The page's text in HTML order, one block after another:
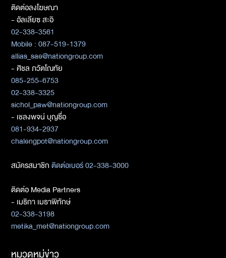
ติดต่อลงโฆษณา
- อัลเลียซ สะอิ
02-338-3561
Mobile : 087-519-1379
allias_sae@nationgroup.com
- ศิชล ภวัตโณทัย
085-255-6753
02-338-3325
sichol_paw@nationgroup.com
- เชลงพจน์ บุญซื่อ
081-934-2937
chalengpot@nationgroup.com
สมัครสมาชิกติดต่อเบอร์ 02-338-3000
ติดต่อ Media Partners
- เมธิกา เมธาพิทักษ์
02-338-3198
metika_met@nationgroup.com
หมวดหมู่ข่าว